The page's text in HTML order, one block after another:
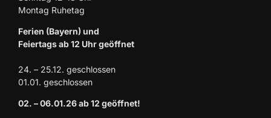
Montag Ruhetag
Ferien (Bayern) und
Feiertags ab 12 Uhr geöffnet
24. – 25.12. geschlossen
01.01. geschlossen
02. – 06.01.26 ab 12 geöffnet!